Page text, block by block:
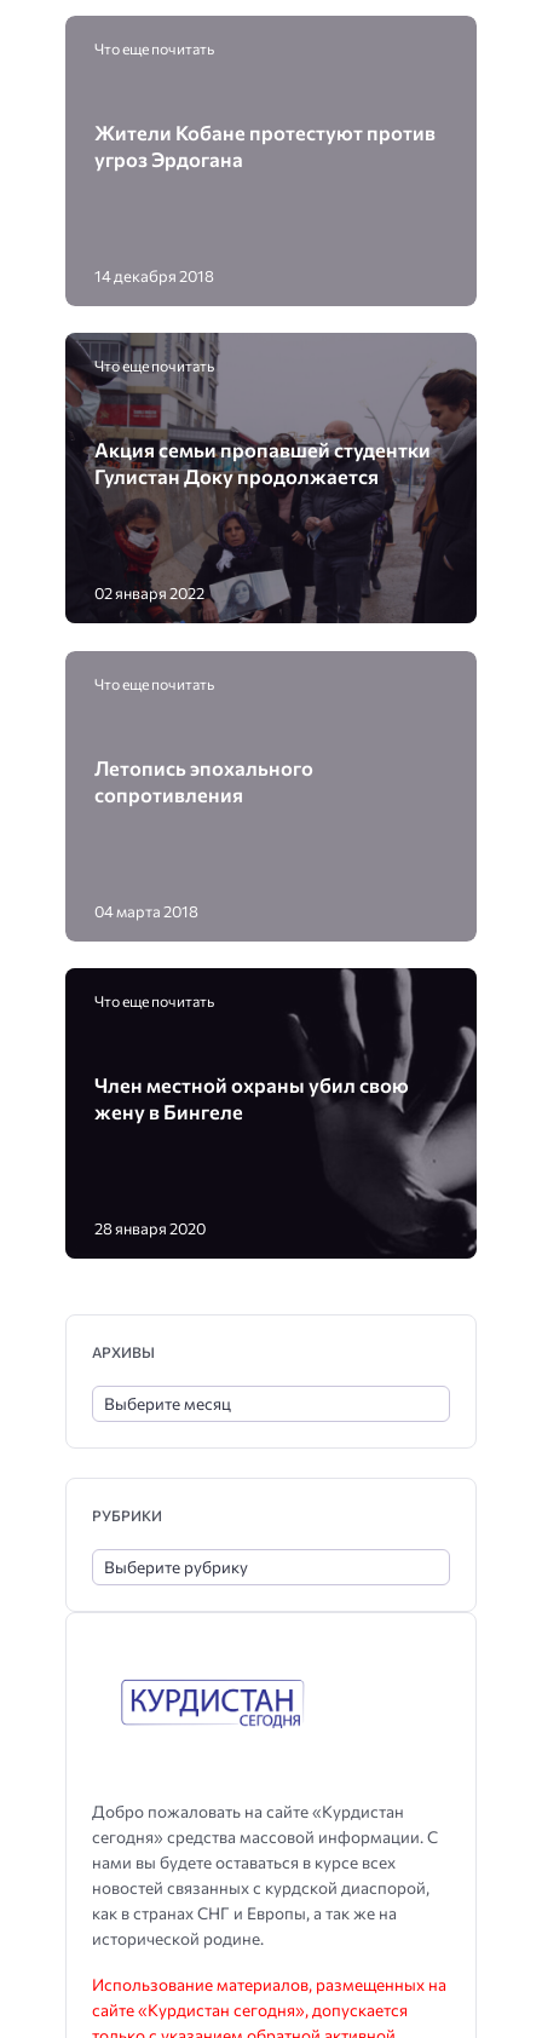
Что еще почитать
Жители Кобане протестуют против
угроз Эрдогана
14 декабря 2018
Что еще почитать
Акция семьи пропавшей студентки
Гулистан Доку продолжается
02 января 2022
Что еще почитать
Летопись эпохального
сопротивления
04 марта 2018
Что еще почитать
Член местной охраны убил свою
жену в Бингеле
28 января 2020
Добро пожаловать на сайте «Курдистан
сегодня» средства массовой информации. С
нами вы будете оставаться в курсе всех
новостей связанных с курдской диаспорой,
как в странах СНГ и Европы, а так же на
исторической родине.
Использование материалов, размещенных на
сайте «Курдистан сегодня», допускается
АРХИВЫ
РУБРИКИ